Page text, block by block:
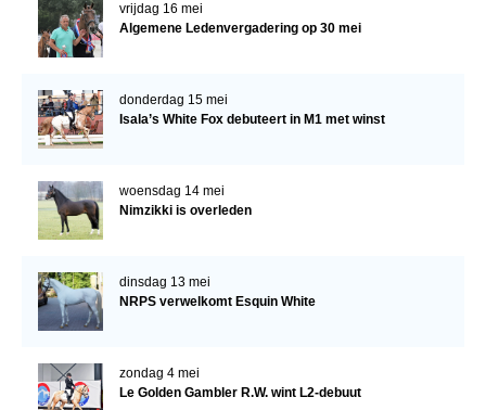
vrijdag 16 mei
Algemene Ledenvergadering op 30 mei
donderdag 15 mei
Isala’s White Fox debuteert in M1 met winst
woensdag 14 mei
Nimzikki is overleden
dinsdag 13 mei
NRPS verwelkomt Esquin White
zondag 4 mei
Le Golden Gambler R.W. wint L2-debuut